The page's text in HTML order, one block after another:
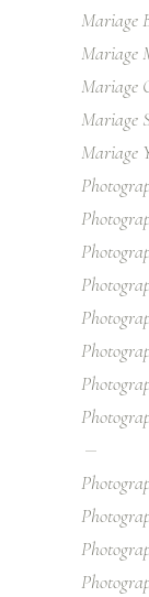
Mariage
Mariage
Mariage
Mariage
Mariage